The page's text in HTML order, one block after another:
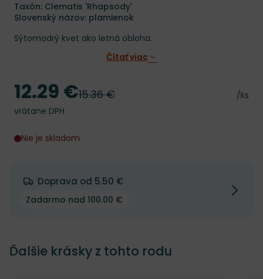
Taxón: Clematis 'Rhapsody'
Slovenský názov: plamienok
Sýtomodrý kvet ako letná obloha.
Čítať viac
Pôvodná cena
15.36 € Cena
/ks
Cena
12.29 €
vrátane DPH
Nie je skladom
Doprava od 5.50 €
Zadarmo nad 100.00 €
Ďalšie krásky z tohto rodu